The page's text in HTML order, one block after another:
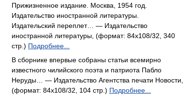
Прижизненное издание. Москва, 1954 год.
Издательство иностранной литературы.
Издательский переплет… — Издательство
иностранной литературы, (формат: 84x108/32, 340
стр.) Подробнее...
В сборнике впервые собраны статьи всемирно
известного чилийского поэта и патриота Пабло
Неруды… — Издательство Агентства печати Новости,
(формат: 84x108/32, 104 стр.) Подробнее...